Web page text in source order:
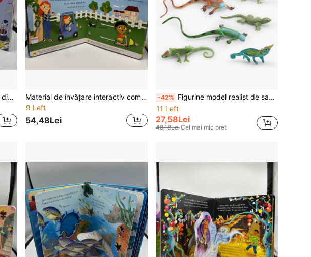
Material de învățare compact și distractiv, potrivit pentru învățarea limbii engleze, benzi desenate interactive care atrag cititorii, culori vibrante, cu ilustrații de petrecere, pagini pliabile, plăcere de lectură
Material de învățare interactiv compact și rezistent, tip pop-up, perfect pentru învățarea limbii engleze, cu benzi desenate interactive care atrag cititorii, culori vibrante și ilustrații de petrecere
9 Left
54,48Lei
-42% Figurine model realist de șaur sălbatic - Șaur cu barbă, Șaur de piatră, Leopard Gecko, , Șaur Trick, ornament decorativ tematic, netoxic, pentru terrarium display
11 Left
27,58Lei
48,18LeiCel mai mic pret